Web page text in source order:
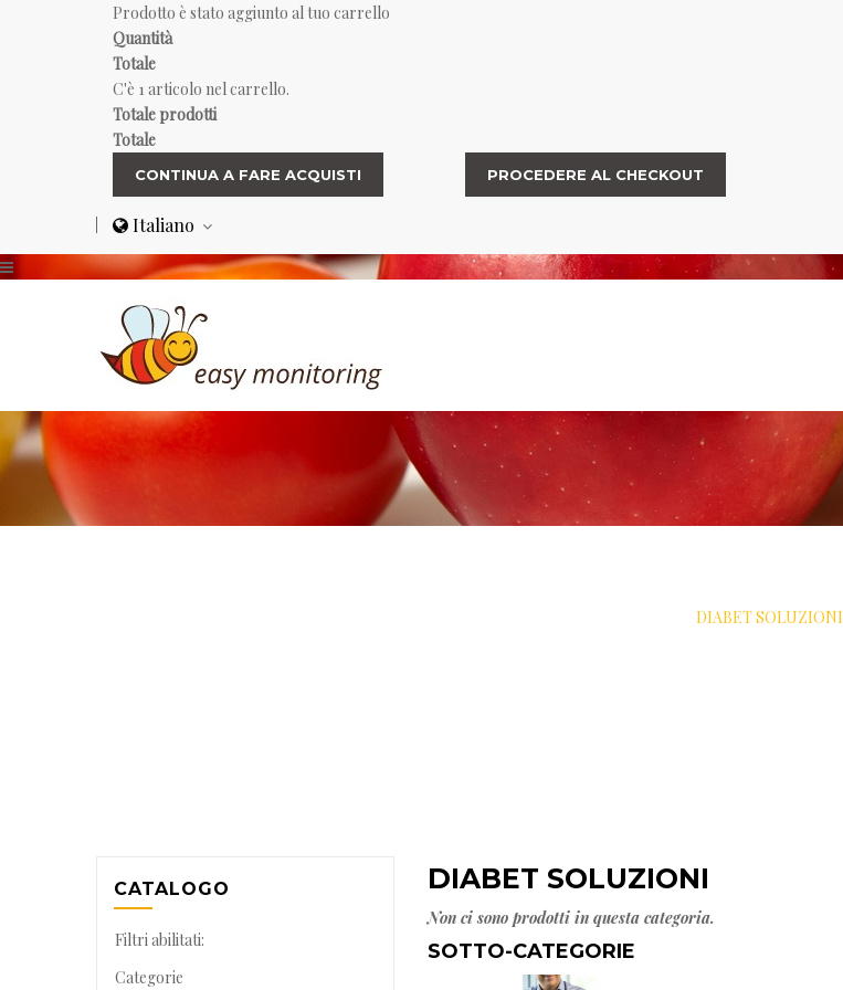
Prodotto è stato aggiunto al tuo carrello
Quantità
Totale
C'è 1 articolo nel carrello.
Totale prodotti
Totale
CONTINUA A FARE ACQUISTI PROCEDERE AL CHECKOUT
Italiano
DIABET SOLUZIONI
CATALOGO
Filtri abilitati:
Categorie
DIABET SOLUZIONI
Non ci sono prodotti in questa categoria.
SOTTO-CATEGORIE